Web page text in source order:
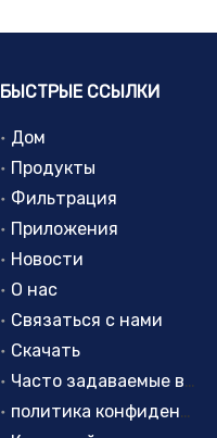
БЫСТРЫЕ ССЫЛКИ
Дом
Продукты
Фильтрация
Приложения
Новости
О нас
Связаться с нами
Скачать
Часто задаваемые вопросы
политика конфиденциальности